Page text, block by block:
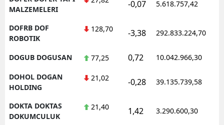
MALZEMELERI
-0,07 5.618.757,42
DOFRB DOF
ROBOTIK
128,70 -3,38 292.833.224,70
DOGUB DOGUSAN 77,25 0,72 10.042.966,30
DOHOL DOGAN
HOLDING
21,02 -0,28 39.135.739,58
DOKTA DOKTAS
DOKUMCULUK
21,40 1,42 3.290.600,30